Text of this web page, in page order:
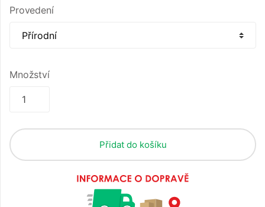
Provedení
Množství
Přidat do košíku